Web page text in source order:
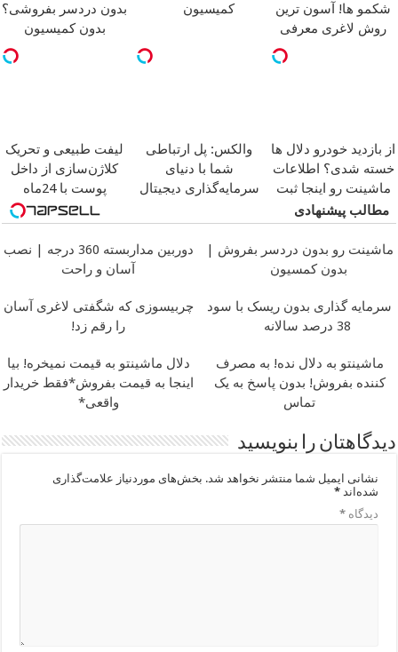
شکمو ها! آسون ترین
روش لاغری معرفی
کمیسیون
بدون دردسر بفروشی؟
بدون کمیسیون
از بازدید خودرو دلال ها
خسته شدی؟ اطلاعات
ماشینت رو اینجا ثبت
کن
والکس: پل ارتباطی
شما با دنیای
سرمایه‌گذاری دیجیتال
لیفت طبیعی و تحریک
کلاژن‌سازی از داخل
پوست با 24ماه
ماندگاری
جوان شو مطالب پیشنهادی
ماشینت رو بدون دردسر بفروش |
بدون کمسیون
دوربین مداربسته 360 درجه | نصب
آسان و راحت
سرمایه گذاری بدون ریسک با سود
38 درصد سالانه
چربیسوزی که شگفتی لاغری آسان
را رقم زد!
ماشینتو به دلال نده! به مصرف
کننده بفروش! بدون پاسخ به یک
تماس
دلال ماشینتو به قیمت نمیخره! بیا
اینجا به قیمت بفروش*فقط خریدار
واقعی*
دیدگاهتان را بنویسید
نشانی ایمیل شما منتشر نخواهد شد. بخش‌های موردنیاز علامت‌گذاری
شده‌اند*
دیدگاه*